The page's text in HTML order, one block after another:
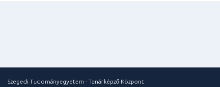
Szegedi Tudományegyetem - Tanárképző Központ